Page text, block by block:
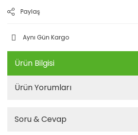
Paylaş
Aynı Gün Kargo
Ürün Bilgisi
Ürün Yorumları
Soru & Cevap